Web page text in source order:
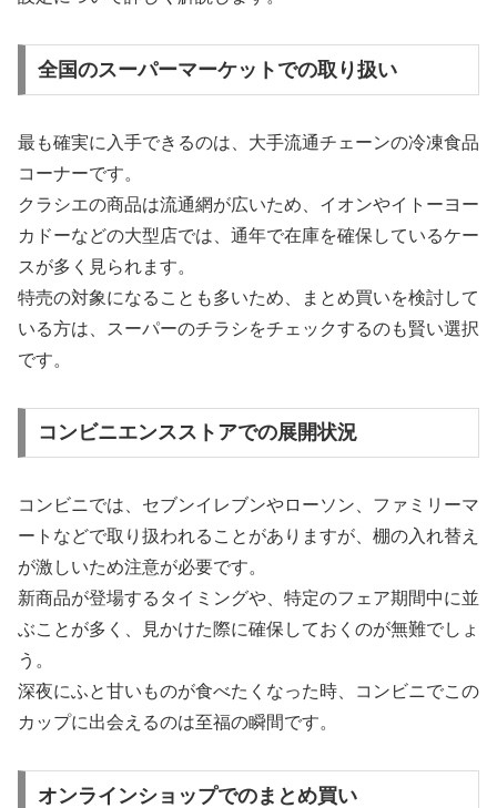
全国のスーパーマーケットでの取り扱い
最も確実に入手できるのは、大手流通チェーンの冷凍食品
コーナーです。
クラシエの商品は流通網が広いため、イオンやイトーヨー
カドーなどの大型店では、通年で在庫を確保しているケー
スが多く見られます。
特売の対象になることも多いため、まとめ買いを検討して
いる方は、スーパーのチラシをチェックするのも賢い選択
です。
コンビニエンスストアでの展開状況
コンビニでは、セブンイレブンやローソン、ファミリーマ
ートなどで取り扱われることがありますが、棚の入れ替え
が激しいため注意が必要です。
新商品が登場するタイミングや、特定のフェア期間中に並
ぶことが多く、見かけた際に確保しておくのが無難でしょ
う。
深夜にふと甘いものが食べたくなった時、コンビニでこの
カップに出会えるのは至福の瞬間です。
オンラインショップでのまとめ買い